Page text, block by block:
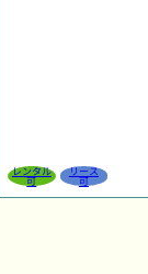
レンタル
可
リース
可